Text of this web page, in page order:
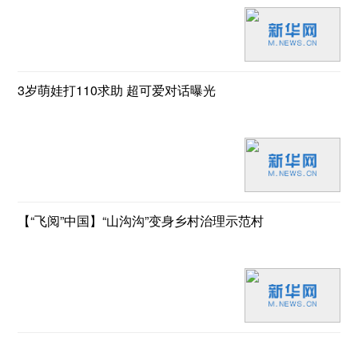
3岁萌娃打110求助 超可爱对话曝光
【“飞阅”中国】“山沟沟”变身乡村治理示范村